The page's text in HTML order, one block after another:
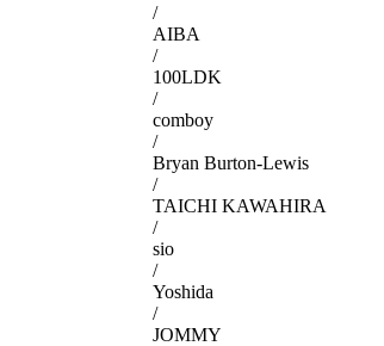
/
AIBA
/
100LDK
/
comboy
/
Bryan Burton-Lewis
/
TAICHI KAWAHIRA
/
sio
/
Yoshida
/
JOMMY